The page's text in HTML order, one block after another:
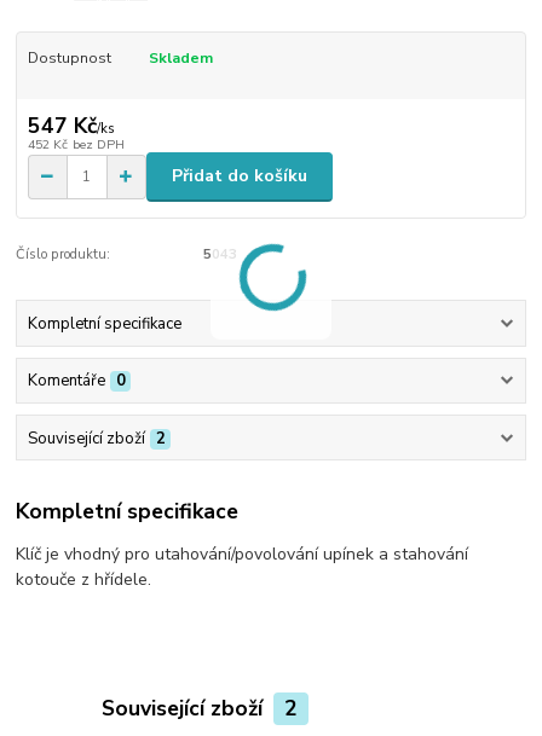
Dostupnost Skladem
547 Kč/ks
452 Kč bez DPH
Přidat do košíku
Číslo produktu: 5043
Kompletní specifikace
Komentáře 0
Související zboží 2
Kompletní specifikace
Klíč je vhodný pro utahování/povolování upínek a stahování
kotouče z hřídele.
Související zboží 2